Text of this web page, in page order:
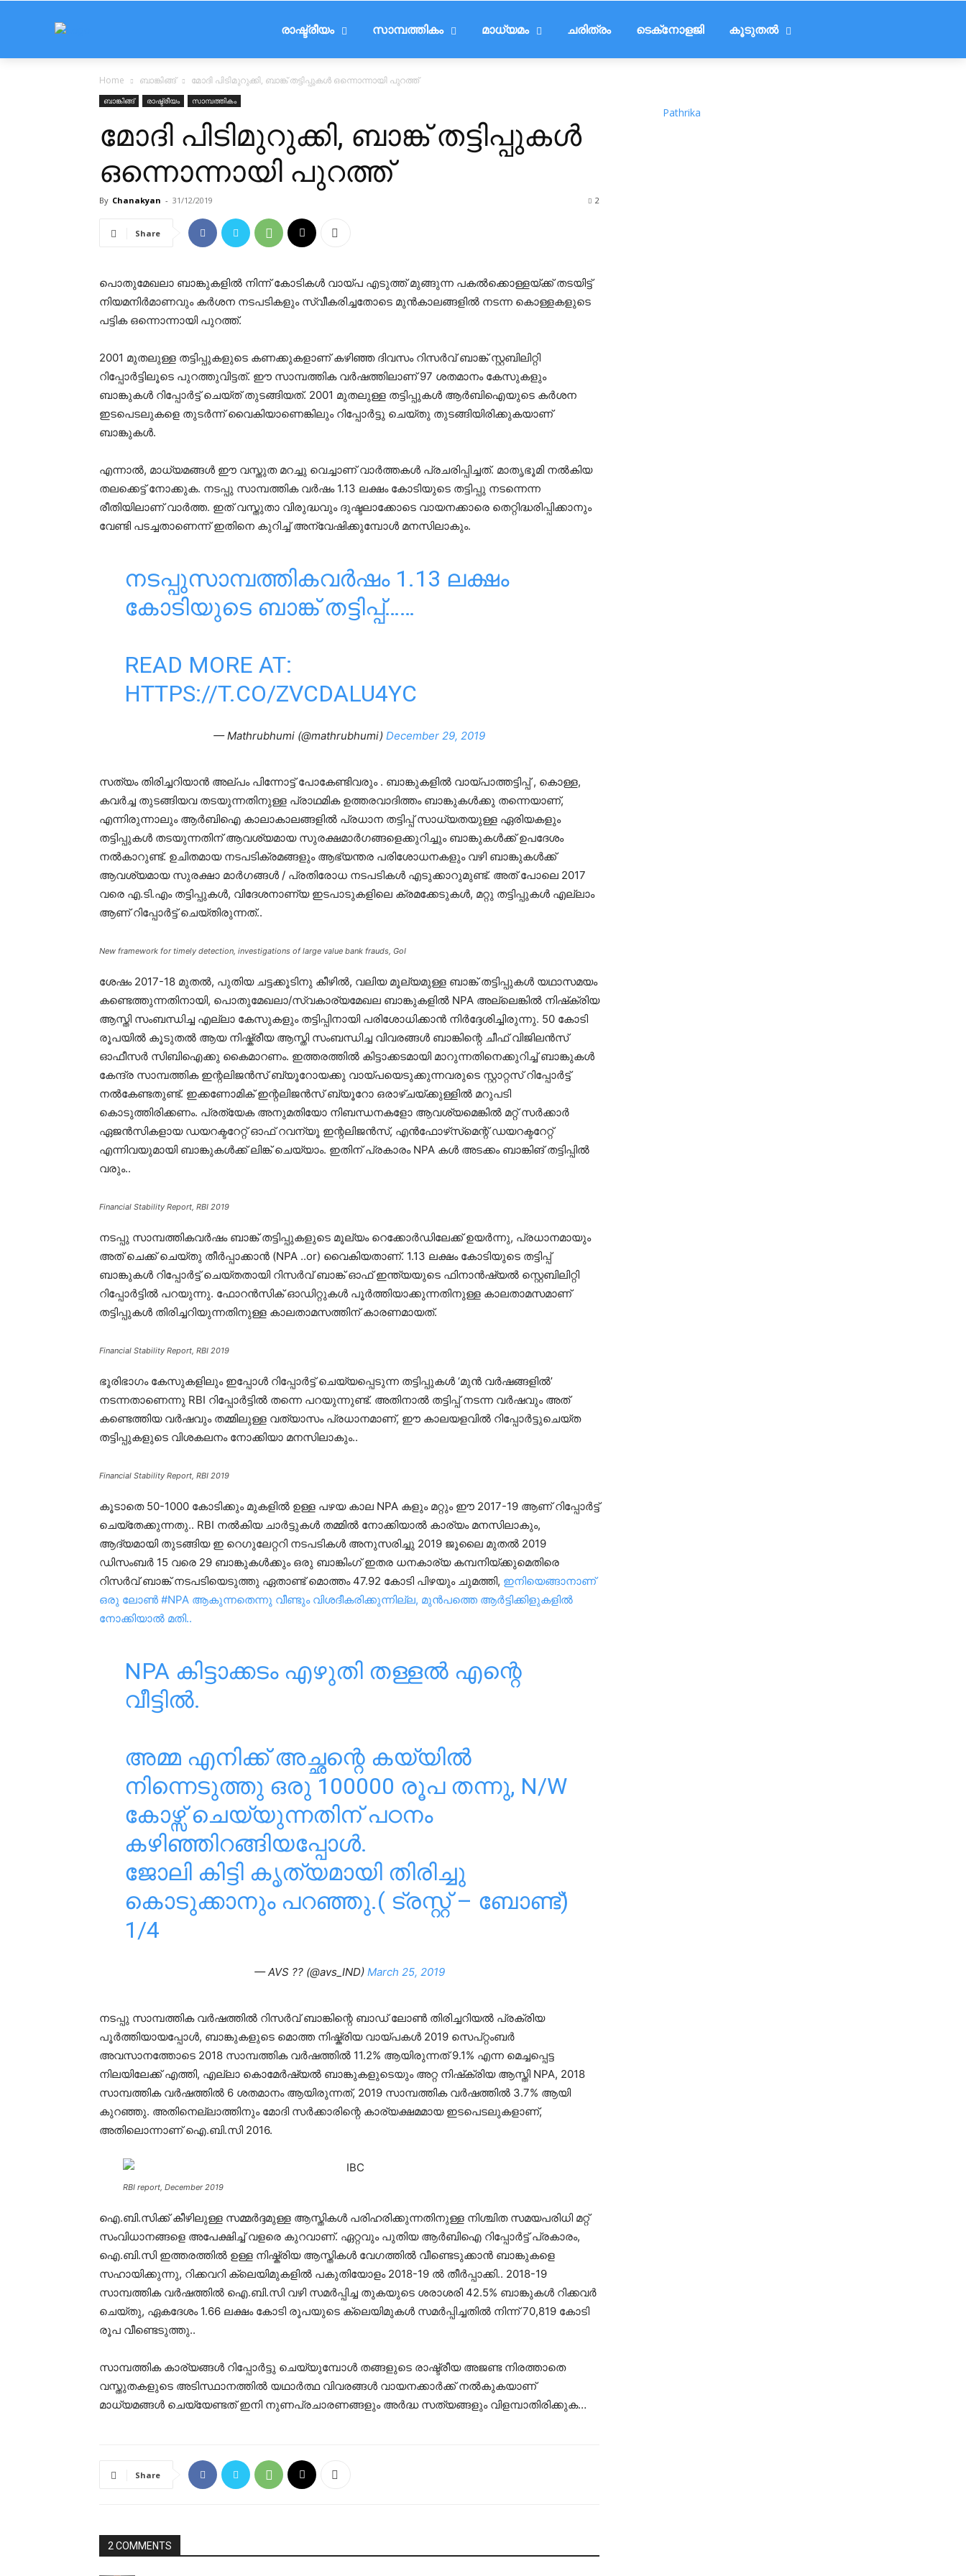
രാഷ്ട്രീയം സാമ്പത്തികം മാധ്യമം ചരിത്രം ടെക്‌നോളജി കൂടുതൽ
Home ബാങ്കിങ്ങ് മോദി പിടിമുറുക്കി, ബാങ്ക് തട്ടിപ്പുകള്‍ ഒന്നൊന്നായി പുറത്ത്
ബാങ്കിങ്ങ് രാഷ്ട്രീയം സാമ്പത്തികം
മോദി പിടിമുറുക്കി, ബാങ്ക് തട്ടിപ്പുകള്‍
ഒന്നൊന്നായി പുറത്ത്
By Chanakyan - 31/12/2019 2
Share
പൊതുമേഖലാ ബാങ്കുകളില്‍ നിന്ന് കോടികള്‍ വായ്പ എടുത്ത് മുങ്ങുന്ന പകല്‍ക്കൊള്ളയ്ക്ക് തടയിട്ട്
നിയമനിര്‍മാണവും കര്‍ശന നടപടികളും സ്വീകരിച്ചതോടെ മുന്‍കാലങ്ങളില്‍ നടന്ന കൊള്ളകളുടെ
പട്ടിക ഒന്നൊന്നായി പുറത്ത്.
2001 മുതലുള്ള തട്ടിപ്പുകളുടെ കണക്കുകളാണ് കഴിഞ്ഞ ദിവസം റിസര്‍വ് ബാങ്ക് സ്റ്റബിലിറ്റി
റിപ്പോര്‍ട്ടിലൂടെ പുറത്തുവിട്ടത്. ഈ സാമ്പത്തിക വര്‍ഷത്തിലാണ് 97 ശതമാനം കേസുകളും
ബാങ്കുകള്‍ റിപ്പോര്‍ട്ട് ചെയ്ത് തുടങ്ങിയത്. 2001 മുതലുള്ള തട്ടിപ്പുകള്‍ ആര്‍ബിഐയുടെ കര്‍ശന
ഇടപെടലുകളെ തുടര്‍ന്ന് വൈകിയാണെങ്കിലും റിപ്പോര്‍ട്ടു ചെയ്തു തുടങ്ങിയിരിക്കുകയാണ്
ബാങ്കുകള്‍.
എന്നാല്‍, മാധ്യമങ്ങള്‍ ഈ വസ്തുത മറച്ചു വെച്ചാണ് വാര്‍ത്തകള്‍ പ്രചരിപ്പിച്ചത്. മാതൃഭൂമി നല്‍കിയ
തലക്കെട്ട് നോക്കുക. നടപ്പു സാമ്പത്തിക വര്‍ഷം 1.13 ലക്ഷം കോടിയുടെ തട്ടിപ്പു നടന്നെന്ന
രീതിയിലാണ് വാര്‍ത്ത. ഇത് വസ്തുതാ വിരുദ്ധവും ദുഷ്ടലാക്കോടെ വായനക്കാരെ തെറ്റിദ്ധരിപ്പിക്കാനും
വേണ്ടി പടച്ചതാണെന്ന് ഇതിനെ കുറിച്ച് അന്വേഷിക്കുമ്പോള്‍ മനസിലാകും.
നടപ്പുസാമ്പത്തികവർഷം 1.13 ലക്ഷം
കോടിയുടെ ബാങ്ക് തട്ടിപ്പ്……
READ MORE AT:
HTTPS://T.CO/ZVCDALU4YC
— Mathrubhumi (@mathrubhumi) December 29, 2019
സത്യം തിരിച്ചറിയാന്‍ അല്പം പിന്നോട്ട് പോകേണ്ടിവരും . ബാങ്കുകളിൽ വായ്പാത്തട്ടിപ്പ് , കൊള്ള,
കവർച്ച തുടങ്ങിയവ തടയുന്നതിനുള്ള പ്രാഥമിക ഉത്തരവാദിത്തം ബാങ്കുകൾക്കു തന്നെയാണ്,
എന്നിരുന്നാലും ആർബി‌ഐ കാലാകാലങ്ങളിൽ പ്രധാന തട്ടിപ്പ് സാധ്യതയുള്ള ഏരിയകളും
തട്ടിപ്പുകൾ തടയുന്നതിന് ആവശ്യമായ സുരക്ഷമാർഗങ്ങളെക്കുറിച്ചും ബാങ്കുകൾക്ക് ഉപദേശം
നൽകാറുണ്ട്. ഉചിതമായ നടപടിക്രമങ്ങളും ആഭ്യന്തര പരിശോധനകളും വഴി ബാങ്കുകൾക്ക്
ആവശ്യമായ സുരക്ഷാ മാർഗങ്ങൾ / പ്രതിരോധ നടപടികൾ എടുക്കാറുമുണ്ട്. അത് പോലെ 2017
വരെ എ.ടി.എം തട്ടിപ്പുകൾ, വിദേശനാണ്യ ഇടപാടുകളിലെ ക്രമക്കേടുകൾ, മറ്റു തട്ടിപ്പുകൾ എല്ലാം
ആണ് റിപ്പോർട്ട് ചെയ്തിരുന്നത്..
New framework for timely detection, investigations of large value bank frauds, GoI
ശേഷം 2017-18 മുതൽ, പുതിയ ചട്ടക്കൂടിനു കീഴിൽ, വലിയ മൂല്യമുള്ള ബാങ്ക് തട്ടിപ്പുകൾ യഥാസമയം
കണ്ടെത്തുന്നതിനായി, പൊതുമേഖലാ/സ്വകാര്യമേഖല ബാങ്കുകളിൽ NPA അല്ലെങ്കിൽ നിഷ്‌ക്രിയ
ആസ്തി സംബന്ധിച്ച എല്ലാ കേസുകളും തട്ടിപ്പിനായി പരിശോധിക്കാന്‍ നിര്‍ദ്ദേശിച്ചിരുന്നു. 50 കോടി
രൂപയിൽ കൂടുതൽ ആയ നിഷ്ക്രീയ ആസ്തി സംബന്ധിച്ച വിവരങ്ങൾ ബാങ്കിന്റെ ചീഫ് വിജിലൻസ്
ഓഫീസർ സിബിഐക്കു കൈമാറണം. ഇത്തരത്തിൽ കിട്ടാക്കടമായി മാറുന്നതിനെക്കുറിച്ച് ബാങ്കുകൾ
കേന്ദ്ര സാമ്പത്തിക ഇന്റലിജൻസ് ബ്യൂറോയക്കു വായ്പയെടുക്കുന്നവരുടെ സ്റ്റാറ്റസ് റിപ്പോർട്ട്
നൽകേണ്ടതുണ്ട്. ഇക്കണോമിക് ഇന്റലിജൻസ് ബ്യൂറോ ഒരാഴ്ചയ്ക്കുള്ളിൽ മറുപടി
കൊടുത്തിരിക്കണം. പ്രത്യേക അനുമതിയോ നിബന്ധനകളോ ആവശ്യമെങ്കിൽ മറ്റ് സർക്കാർ
ഏജൻസികളായ ഡയറക്ടറേറ്റ് ഓഫ് റവന്യൂ ഇന്റലിജൻസ്, എൻഫോഴ്‌സ്‌മെന്റ് ഡയറക്ടറേറ്റ്
എന്നിവയുമായി ബാങ്കുകൾക്ക് ലിങ്ക് ചെയ്യാം. ഇതിന് പ്രകാരം NPA കൾ അടക്കം ബാങ്കിങ് തട്ടിപ്പിൽ
വരും..
Financial Stability Report, RBI 2019
നടപ്പു സാമ്പത്തികവർഷം ബാങ്ക് തട്ടിപ്പുകളുടെ മൂല്യം റെക്കോർഡിലേക്ക് ഉയർന്നു, പ്രധാനമായും
അത് ചെക്ക് ചെയ്തു തീർപ്പാക്കാൻ (NPA ..or) വൈകിയതാണ്. 1.13 ലക്ഷം കോടിയുടെ തട്ടിപ്പ്
ബാങ്കുകൾ റിപ്പോർട്ട് ചെയ്തതായി റിസർവ് ബാങ്ക് ഓഫ് ഇന്ത്യയുടെ ഫിനാൻഷ്യൽ സ്റ്റെബിലിറ്റി
റിപ്പോർട്ടിൽ പറയുന്നു. ഫോറൻസിക് ഓഡിറ്റുകൾ പൂർത്തിയാക്കുന്നതിനുള്ള കാലതാമസമാണ്
തട്ടിപ്പുകൾ തിരിച്ചറിയുന്നതിനുള്ള കാലതാമസത്തിന് കാരണമായത്.
Financial Stability Report, RBI 2019
ഭൂരിഭാഗം കേസുകളിലും ഇപ്പോൾ റിപ്പോർട്ട് ചെയ്യപ്പെടുന്ന തട്ടിപ്പുകൾ ‘മുൻ വർഷങ്ങളിൽ’
നടന്നതാണെന്നു RBI റിപ്പോർട്ടിൽ തന്നെ പറയുന്നുണ്ട്. അതിനാൽ തട്ടിപ്പ് നടന്ന വർഷവും അത്
കണ്ടെത്തിയ വർഷവും തമ്മിലുള്ള വത്യാസം പ്രധാനമാണ്, ഈ കാലയളവിൽ റിപ്പോർട്ടുചെയ്‌ത
തട്ടിപ്പുകളുടെ വിശകലനം നോക്കിയാ മനസിലാകും..
Financial Stability Report, RBI 2019
കൂടാതെ 50-1000 കോടിക്കും മുകളിൽ ഉള്ള പഴയ കാല NPA കളും മറ്റും ഈ 2017-19 ആണ് റിപ്പോർട്ട്
ചെയ്തേക്കുന്നതു.. RBI നൽകിയ ചാർട്ടുകൾ തമ്മിൽ നോക്കിയാൽ കാര്യം മനസിലാകും,
ആദ്യമായി തുടങ്ങിയ ഇ റെഗുലേറ്ററി നടപടികൾ അനുസരിച്ചു 2019 ജൂലൈ മുതൽ 2019
ഡിസംബർ 15 വരെ 29 ബാങ്കുകൾക്കും ഒരു ബാങ്കിംഗ് ഇതര ധനകാര്യ കമ്പനിയ്‌ക്കുമെതിരെ
റിസർവ് ബാങ്ക് നടപടിയെടുത്തു ഏതാണ്ട് മൊത്തം 47.92 കോടി പിഴയും ചുമത്തി, ഇനിയെങ്ങാനാണ്
ഒരു ലോൺ #NPA ആകുന്നതെന്നു വീണ്ടും വിശദീകരിക്കുന്നില്ല, മുൻപത്തെ ആർട്ടിക്കിളുകളിൽ
നോക്കിയാൽ മതി..
NPA കിട്ടാക്കടം എഴുതി തള്ളൽ എന്റെ
വീട്ടിൽ.
അമ്മ എനിക്ക് അച്ഛന്റെ കയ്യിൽ
നിന്നെടുത്തു ഒരു 100000 രൂപ തന്നു, N/W
കോഴ്സ് ചെയ്യുന്നതിന് പഠനം
കഴിഞ്ഞിറങ്ങിയപ്പോൾ.
ജോലി കിട്ടി കൃത്യമായി തിരിച്ചു
കൊടുക്കാനും പറഞ്ഞു.( ട്രസ്റ്റ് – ബോണ്ട്)
1/4
— AVS ?? (@avs_IND) March 25, 2019
നടപ്പു സാമ്പത്തിക വർഷത്തിൽ റിസർവ് ബാങ്കിന്റെ ബാഡ് ലോൺ തിരിച്ചറിയൽ പ്രക്രിയ
പൂർത്തിയായപ്പോൾ, ബാങ്കുകളുടെ മൊത്ത നിഷ്ക്രിയ വായ്പകൾ 2019 സെപ്റ്റംബർ
അവസാനത്തോടെ 2018 സാമ്പത്തിക വർഷത്തിൽ 11.2% ആയിരുന്നത് 9.1% എന്ന മെച്ചപ്പെട്ട
നിലയിലേക്ക് എത്തി, എല്ലാ കൊമേർഷ്യൽ ബാങ്കുകളുടെയും അറ്റ നിഷ്‌ക്രിയ ആസ്തി NPA, 2018
സാമ്പത്തിക വർഷത്തിൽ 6 ശതമാനം ആയിരുന്നത്, 2019 സാമ്പത്തിക വർഷത്തിൽ 3.7% ആയി
കുറഞ്ഞു. അതിനെല്ലാത്തിനും മോദി സർക്കാരിന്റെ കാര്യക്ഷമമായ ഇടപെടലുകളാണ്,
അതിലൊന്നാണ് ഐ.ബി.സി 2016.
RBI report, December 2019
ഐ.ബി.സിക്ക് കീഴിലുള്ള സമ്മർദ്ദമുള്ള ആസ്തികൾ പരിഹരിക്കുന്നതിനുള്ള നിശ്ചിത സമയപരിധി മറ്റ്
സംവിധാനങ്ങളെ അപേക്ഷിച്ച് വളരെ കുറവാണ്. ഏറ്റവും പുതിയ ആർ‌ബി‌ഐ റിപ്പോർട്ട് പ്രകാരം,
ഐ.ബി.സി ഇത്തരത്തിൽ ഉള്ള നിഷ്ക്രിയ ആസ്തികൾ വേഗത്തിൽ വീണ്ടെടുക്കാൻ ബാങ്കുകളെ
സഹായിക്കുന്നു, റിക്കവറി ക്ലെയിമുകളിൽ പകുതിയോളം 2018-19 ൽ തീർപ്പാക്കി.. 2018-19
സാമ്പത്തിക വർഷത്തിൽ ഐ.ബി.സി വഴി സമർപ്പിച്ച തുകയുടെ ശരാശരി 42.5% ബാങ്കുകൾ റിക്കവർ
ചെയ്തു, ഏകദേശം 1.66 ലക്ഷം കോടി രൂപയുടെ ക്ലെയിമുകൾ സമർപ്പിച്ചതിൽ നിന്ന് 70,819 കോടി
രൂപ വീണ്ടെടുത്തു..
സാമ്പത്തിക കാര്യങ്ങള്‍ റിപ്പോര്‍ട്ടു ചെയ്യുമ്പോള്‍ തങ്ങളുടെ രാഷ്ട്രീയ അജണ്ട നിരത്താതെ
വസ്തുതകളുടെ അടിസ്ഥാനത്തില്‍ യഥാര്‍ത്ഥ വിവരങ്ങള്‍ വായനക്കാര്‍ക്ക് നല്‍കുകയാണ്
മാധ്യമങ്ങള്‍ ചെയ്യേണ്ടത് ഇനി നുണപ്രചാരണങ്ങളും അര്‍ദ്ധ സത്യങ്ങളും വിളമ്പാതിരിക്കുക…
Share
2 COMMENTS
Pathrika